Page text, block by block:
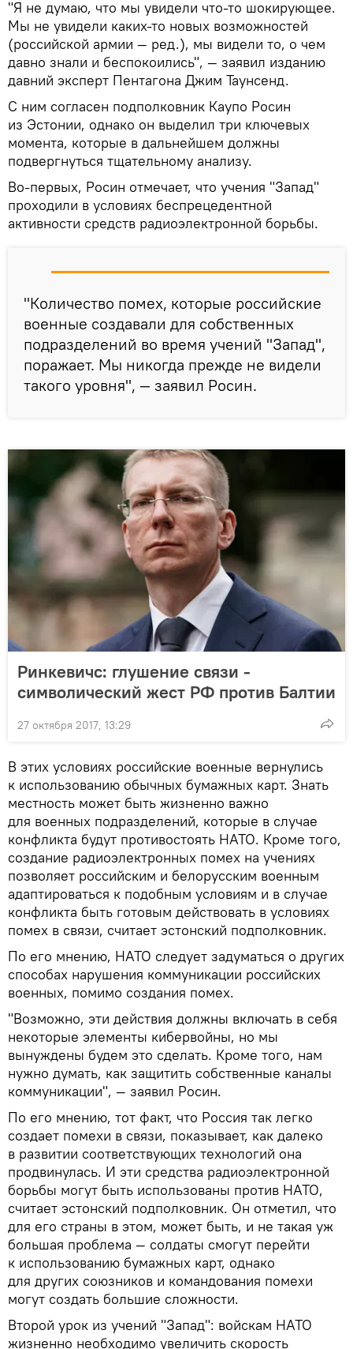
"Я не думаю, что мы увидели что-то шокирующее.
Мы не увидели каких-то новых возможностей
(российской армии — ред.), мы видели то, о чем
давно знали и беспокоились", — заявил изданию
давний эксперт Пентагона Джим Таунсенд.
С ним согласен подполковник Каупо Росин
из Эстонии, однако он выделил три ключевых
момента, которые в дальнейшем должны
подвергнуться тщательному анализу.
Во-первых, Росин отмечает, что учения "Запад"
проходили в условиях беспрецедентной
активности средств радиоэлектронной борьбы.
"Количество помех, которые российские
военные создавали для собственных
подразделений во время учений "Запад",
поражает. Мы никогда прежде не видели
такого уровня", — заявил Росин.
Ринкевичс: глушение связи -
символический жест РФ против Балтии
27 октября 2017, 13:29
В этих условиях российские военные вернулись
к использованию обычных бумажных карт. Знать
местность может быть жизненно важно
для военных подразделений, которые в случае
конфликта будут противостоять НАТО. Кроме того,
создание радиоэлектронных помех на учениях
позволяет российским и белорусским военным
адаптироваться к подобным условиям и в случае
конфликта быть готовым действовать в условиях
помех в связи, считает эстонский подполковник.
По его мнению, НАТО следует задуматься о других
способах нарушения коммуникации российских
военных, помимо создания помех.
"Возможно, эти действия должны включать в себя
некоторые элементы кибервойны, но мы
вынуждены будем это сделать. Кроме того, нам
нужно думать, как защитить собственные каналы
коммуникации", — заявил Росин.
По его мнению, тот факт, что Россия так легко
создает помехи в связи, показывает, как далеко
в развитии соответствующих технологий она
продвинулась. И эти средства радиоэлектронной
борьбы могут быть использованы против НАТО,
считает эстонский подполковник. Он отметил, что
для его страны в этом, может быть, и не такая уж
большая проблема — солдаты смогут перейти
к использованию бумажных карт, однако
для других союзников и командования помехи
могут создать большие сложности.
Второй урок из учений "Запад": войскам НАТО
жизненно необходимо увеличить скорость